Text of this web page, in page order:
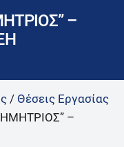
m
–
/ Θέσεις Εργασίας
–